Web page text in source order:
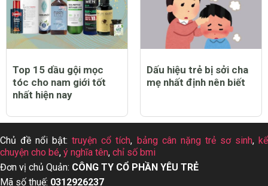
Top 15 dầu gội mọc
tóc cho nam giới tốt
nhất hiện nay
Dấu hiệu trẻ bị sởi cha
mẹ nhất định nên biết
Chủ đề nổi bật:truyện cổ tích, bảng cân nặng trẻ sơ sinh, kể
chuyện cho bé, ý nghĩa tên, chỉ số bmi
Đơn vị chủ Quản: CÔNG TY CỔ PHẦN YÊU TRẺ
Mã số thuế: 0312926237